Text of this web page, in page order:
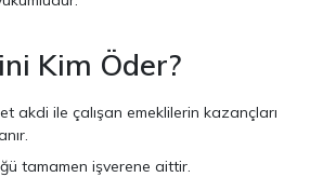
Kim Öder?
akdi ile çalışan emeklilerin kazançları
tamamen işverene aittir.